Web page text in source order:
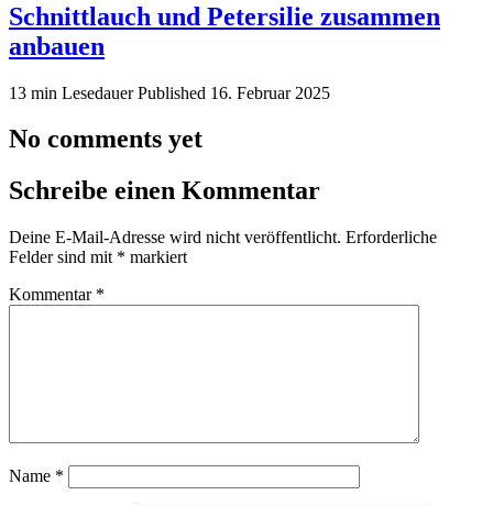
Schnittlauch und Petersilie zusammen
anbauen
13 min LesedauerPublished 16. Februar 2025
No comments yet
Schreibe einen Kommentar
Deine E-Mail-Adresse wird nicht veröffentlicht. Erforderliche
Felder sind mit * markiert
Kommentar *
Name *